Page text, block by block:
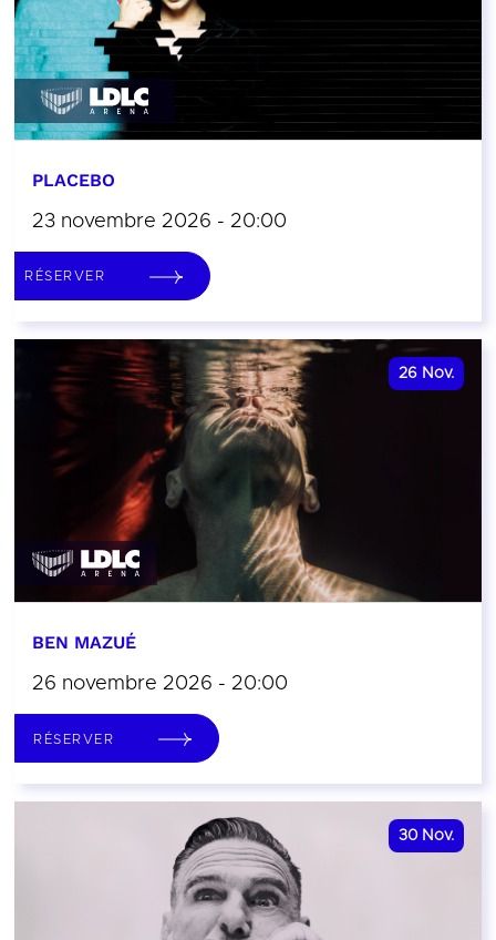
PLACEBO
23 novembre 2026 - 20:00
RÉSERVER
26 Nov.
BEN MAZUÉ
26 novembre 2026 - 20:00
RÉSERVER
30 Nov.